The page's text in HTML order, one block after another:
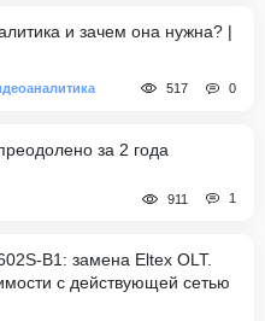
и зачем она нужна? |
517 0
за 2 года
911 1
B1: замена Eltex OLT.
с действующей сетью